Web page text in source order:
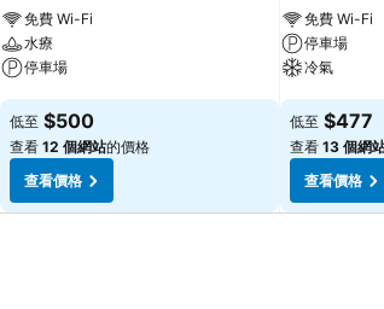
免費 Wi-Fi
水療
停車場
查看價格
低至 $500
查看 12 個網站的價格
查看價格
免費 Wi-Fi
停車場
冷氣
查看價格
低至 $477
查看 13 個網
查看價格